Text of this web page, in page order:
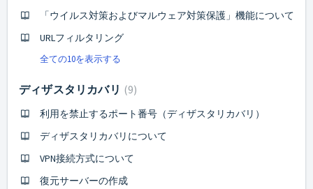
「ウイルス対策およびマルウェア対策保護」機能について
URLフィルタリング
全ての10を表示する
ディザスタリカバリ 9
利用を禁止するポート番号（ディザスタリカバリ）
ディザスタリカバリについて
VPN接続方式について
復元サーバーの作成